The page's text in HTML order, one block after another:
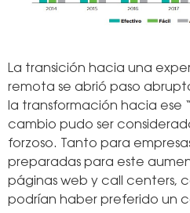
La transición hacia una
remota se abrió paso
la transformación hacia ese
cambio pudo ser
forzoso. Tanto para
preparadas para este
páginas web y call centers,
podrían haber preferido un